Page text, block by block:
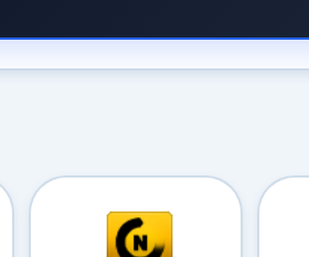
⚡ اعضای VIP دانلود را بلافاصله و بدون معطلی شروع می‌کنند
⚡ دیگر هیچ‌وقت منتظر نمانید (دانلود فوری)
حذف کامل صف و زمان انتظار برای تمام فایل‌ها